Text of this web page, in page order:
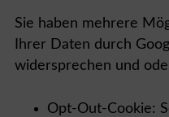
Sie haben mehrere
Ihrer Daten durch
widersprechen und
Opt-Out-Cookie: